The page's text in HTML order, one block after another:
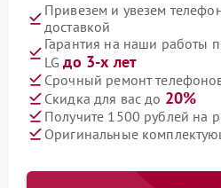
Привезем и увезем
доставкой
Гарантия на наши работы
LGдо 3-х лет
Срочный ремонт
Скидка для вас до 20%
Получите 1500 рублей на
Оригинальные